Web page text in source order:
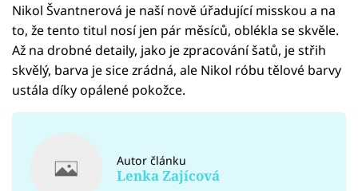
Nikol Švantnerová je naší nově úřadující misskou a na
to, že tento titul nosí jen pár měsíců, oblékla se skvěle.
Až na drobné detaily, jako je zpracování šatů, je střih
skvělý, barva je sice zrádná, ale Nikol róbu tělové barvy
ustála díky opálené pokožce.
Autor článku
Lenka Zajícová